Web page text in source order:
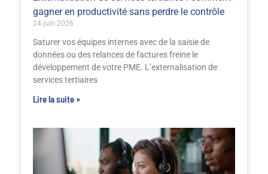
gagner en productivité sans perdre le contrôle
24 juin 2026
Saturer vos équipes internes avec de la saisie de
données ou des relances de factures freine le
développement de votre PME. L’externalisation de
services tertiaires
Lire la suite »